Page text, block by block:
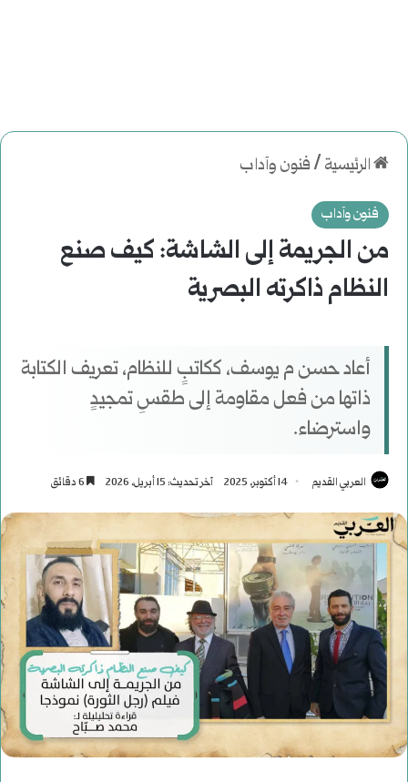
الرئيسية /فنون وآداب
فنون وآداب
من الجريمة إلى الشاشة: كيف صنع
النظام ذاكرته البصرية
أعاد حسن م يوسف، ككاتبٍ للنظام، تعريف الكتابة
ذاتها من فعل مقاومة إلى طقسِ تمجيدٍ
واسترضاء.
العربي القديم 14 أكتوبر، 2025 آخر تحديث: 15 أبريل، 2026